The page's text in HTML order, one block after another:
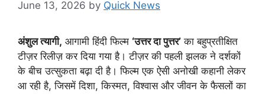
June 13, 2026 by Quick News
अंशुल त्यागी, आगामी हिंदी फिल्म ‘उत्तर दा पुत्तर’ का बहुप्रतीक्षित
टीज़र रिलीज़ कर दिया गया है। टीज़र की पहली झलक ने दर्शकों
के बीच उत्सुकता बढ़ा दी है। फिल्म एक ऐसी अनोखी कहानी लेकर
आ रही है, जिसमें दिशा, किस्मत, विश्वास और जीवन के फैसलों का